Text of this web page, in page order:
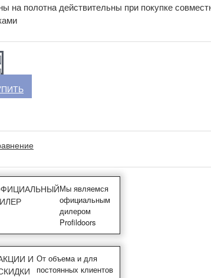
на полотна действительны при покупке
Мы являемся
официальным
дилером
Profildoors
И От объема и для
постоянных клиентов